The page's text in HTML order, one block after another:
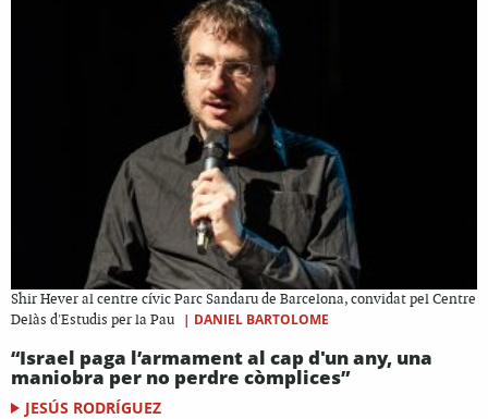
Shir Hever al centre cívic Parc Sandaru de Barcelona, convidat pel Centre
Delàs d'Estudis per la Pau
| DANIEL BARTOLOME
“Israel paga l’armament al cap d'un any, una
maniobra per no perdre còmplices”
JESÚS RODRÍGUEZ